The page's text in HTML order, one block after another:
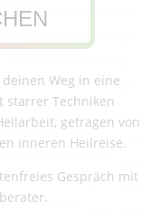
Weg in eine
starrer Techniken
getragen von
inneren Heilreise.
Gespräch mit